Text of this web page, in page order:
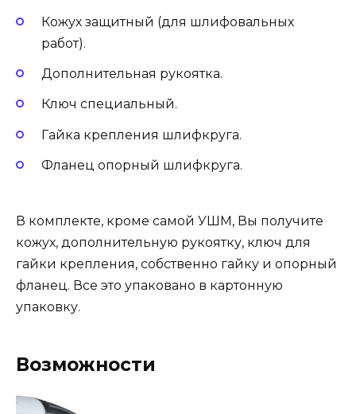
Кожух защитный (для шлифовальных
работ).
Дополнительная рукоятка.
Ключ специальный.
Гайка крепления шлифкруга.
Фланец опорный шлифкруга.
В комплекте, кроме самой УШМ, Вы получите
кожух, дополнительную рукоятку, ключ для
гайки крепления, собственно гайку и опорный
фланец. Все это упаковано в картонную
упаковку.
Возможности